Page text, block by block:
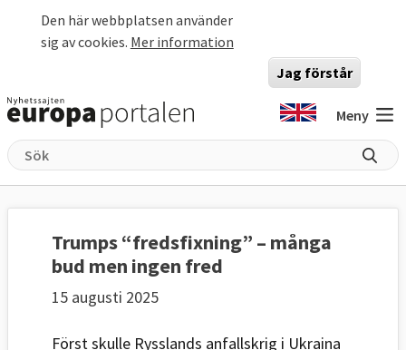
Den här webbplatsen använder
sig av cookies. Mer information
Jag förstår
Meny
Trumps “fredsfixning” – många
bud men ingen fred
15 augusti 2025
Först skulle Rysslands anfallskrig i Ukraina